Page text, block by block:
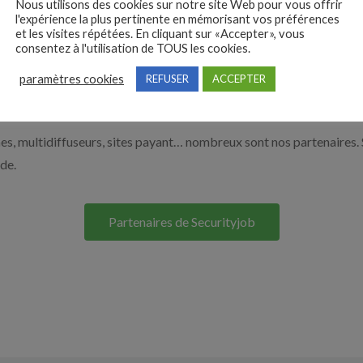
la sécurité par exemple un agent de sécurité, un responsable
solutions pour vous aider à recruter en cliquant sur le bouton
Nos solutions entreprises
multidiffuseurs, sites payant… nombreux sont nos partenaires.
Partenaires de Securityjob
Nous utilisons des cookies sur notre site Web pour vous offrir
l'expérience la plus pertinente en mémorisant vos préférences
et les visites répétées. En cliquant sur «Accepter», vous
consentez à l'utilisation de TOUS les cookies.
paramètres cookies REFUSER ACCEPTER